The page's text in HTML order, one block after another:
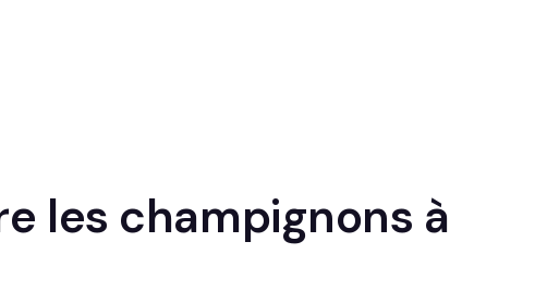
les champignons à